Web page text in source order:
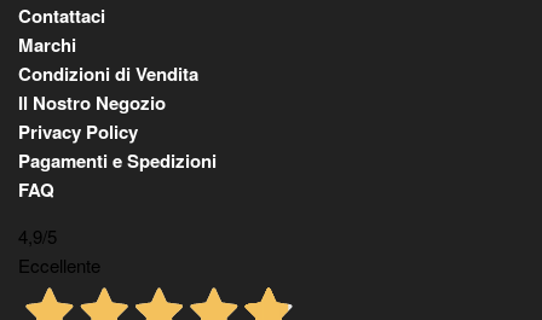
Contattaci
Marchi
Condizioni di Vendita
Il Nostro Negozio
Privacy Policy
Pagamenti e Spedizioni
FAQ
4,9/5
Eccellente